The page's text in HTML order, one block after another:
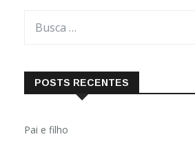
POSTS RECENTES
Pai e filho